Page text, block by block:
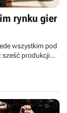
rynku gier
wszystkim pod
sześć produkcji
Hard
Cenega